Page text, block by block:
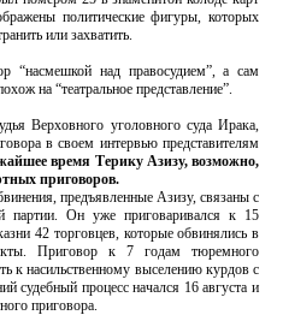
политические фигуры, которых
или захватить.
“насмешкой над правосудием”, а сам
на “театральное представление”.
Верховного уголовного суда Ирака,
в своем интервью представителям
время Терику Азизу, возможно,
приговоров.
предъявленные Азизу, связаны с
партии. Он уже приговаривался к 15
42 торговцев, которые обвинялись в
Приговор к 7 годам тюремного
к насильственному выселению курдов с
судебный процесс начался 16 августа и
приговора.